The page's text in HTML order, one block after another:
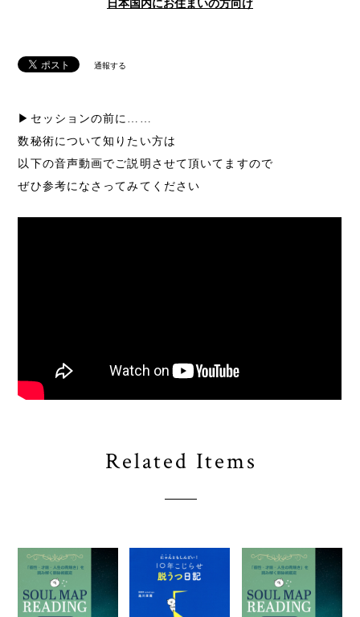
日本国内にお住まいの方向け
通報する
▶セッションの前に……
数秘術について知りたい方は
以下の音声動画でご説明させて頂いてますので
ぜひ参考になさってみてください
Related Items